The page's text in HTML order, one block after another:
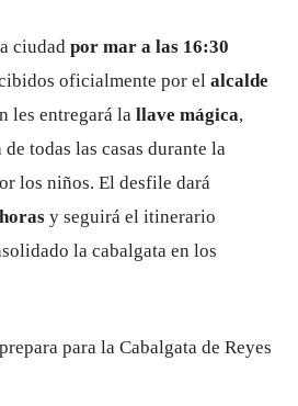
ciudad por mar a las 16:30
oficialmente por el alcalde
les entregará la llave mágica,
todas las casas durante la
los niños. El desfile dará
y seguirá el itinerario
la cabalgata en los